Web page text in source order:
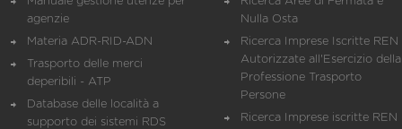
agenzie
Materia ADR-RID-ADN
Trasporto delle merci
deperibili - ATP
Database delle località a
supporto dei sistemi RDS
Nulla Osta
Ricerca Imprese Iscritte REN
Autorizzate all'Esercizio della
Professione Trasporto
Persone
Ricerca Imprese iscritte REN